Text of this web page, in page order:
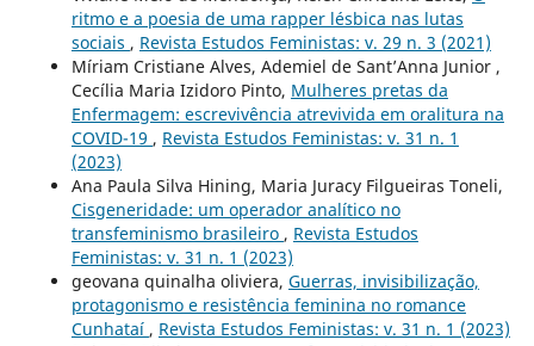
ritmo e a poesia de uma rapper lésbica nas lutas
sociais , Revista Estudos Feministas: v. 29 n. 3 (2021)
Míriam Cristiane Alves, Ademiel de Sant’Anna Junior ,
Cecília Maria Izidoro Pinto, Mulheres pretas da
Enfermagem: escrevivência atrevivida em oralitura na
COVID-19 , Revista Estudos Feministas: v. 31 n. 1
(2023)
Ana Paula Silva Hining, Maria Juracy Filgueiras Toneli,
Cisgeneridade: um operador analítico no
transfeminismo brasileiro , Revista Estudos
Feministas: v. 31 n. 1 (2023)
geovana quinalha oliviera, Guerras, invisibilização,
protagonismo e resistência feminina no romance
Cunhataí , Revista Estudos Feministas: v. 31 n. 1 (2023)